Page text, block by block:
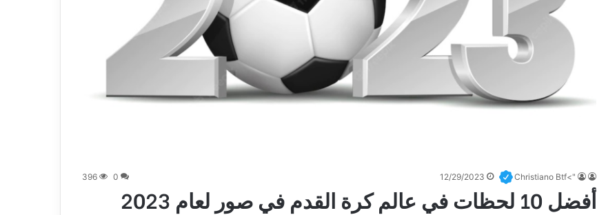
">Christiano Btf
12/29/2023
0
396
أفضل 10 لحظات في عالم كرة القدم في صور لعام 2023